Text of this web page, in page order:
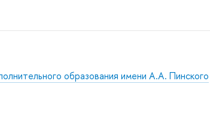
образования имени А.А. Пинского